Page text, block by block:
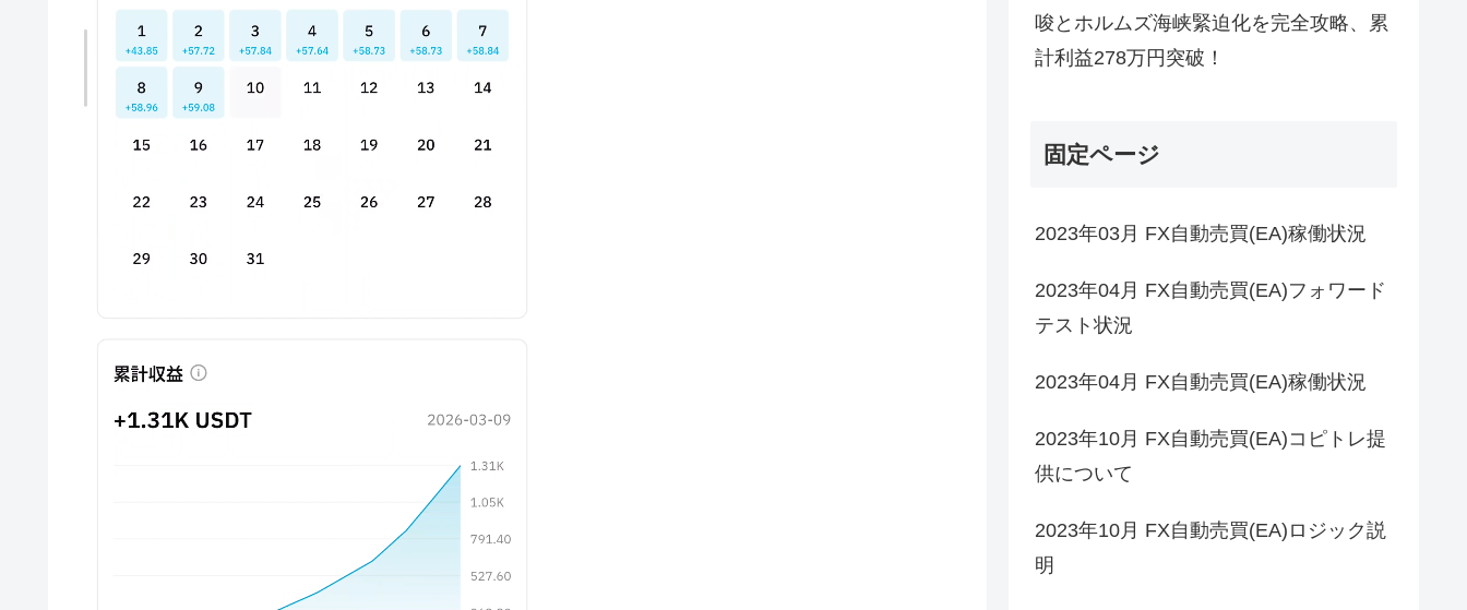
唆とホルムズ海峡緊迫化を完全攻略、累
計利益278万円突破！
固定ページ
2023年03月 FX自動売買(EA)稼働状況
2023年04月 FX自動売買(EA)フォワード
テスト状況
2023年04月 FX自動売買(EA)稼働状況
2023年10月 FX自動売買(EA)コピトレ提
供について
2023年10月 FX自動売買(EA)ロジック説
明